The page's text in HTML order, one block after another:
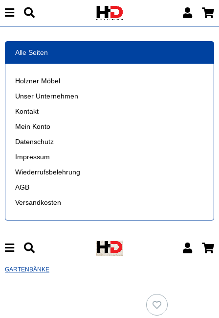
Alle Seiten
Holzner Möbel
Unser Unternehmen
Kontakt
Mein Konto
Datenschutz
Impressum
Wiederrufsbelehrung
AGB
Versandkosten
GARTENBÄNKE